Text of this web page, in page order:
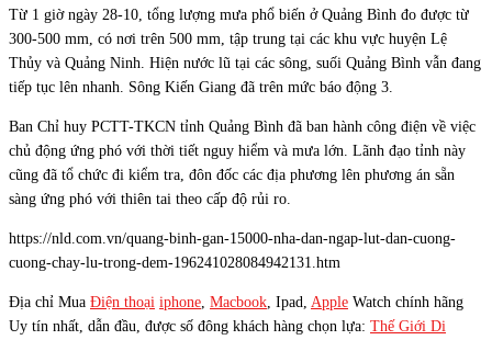
Từ 1 giờ ngày 28-10, tổng lượng mưa phổ biến ở Quảng Bình đo được từ
300-500 mm, có nơi trên 500 mm, tập trung tại các khu vực huyện Lệ
Thủy và Quảng Ninh. Hiện nước lũ tại các sông, suối Quảng Bình vẫn đang
tiếp tục lên nhanh. Sông Kiến Giang đã trên mức báo động 3.
Ban Chỉ huy PCTT-TKCN tỉnh Quảng Bình đã ban hành công điện về việc
chủ động ứng phó với thời tiết nguy hiểm và mưa lớn. Lãnh đạo tỉnh này
cũng đã tổ chức đi kiểm tra, đôn đốc các địa phương lên phương án sẵn
sàng ứng phó với thiên tai theo cấp độ rủi ro.
https://nld.com.vn/quang-binh-gan-15000-nha-dan-ngap-lut-dan-cuong-
cuong-chay-lu-trong-dem-196241028084942131.htm
Địa chỉ Mua Điện thoại iphone Macbook , Ipad, Apple Watch chính hãng
Uy tín nhất, dẫn đầu, được số đông khách hàng chọn lựa: Thế Giới Di